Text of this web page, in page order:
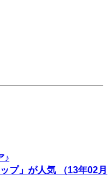
♪
プ」が人気 （13年02月